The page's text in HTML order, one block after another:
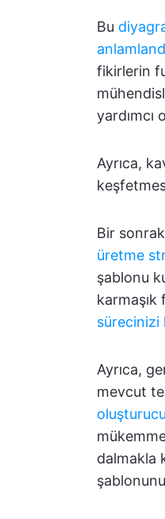
Bu
fikirlerin
yardımcı
Ayrıca,
Bir
üretme
şablonu
karmaşık
sürecinizi
Ayrıca,
mevcut
oluşturucu
dalmakla